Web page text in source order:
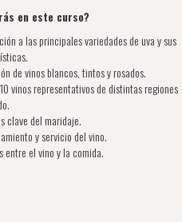
en este curso?
a las principales variedades de uva y sus
de vinos blancos, tintos y rosados.
vinos representativos de distintas regiones
clave del maridaje.
y servicio del vino.
entre el vino y la comida.